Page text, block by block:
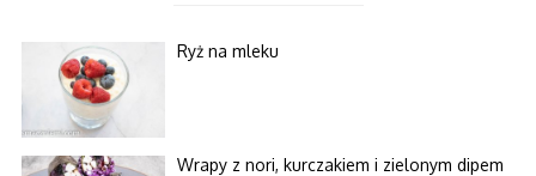
Ryż na mleku
Wrapy z nori, kurczakiem i zielonym dipem